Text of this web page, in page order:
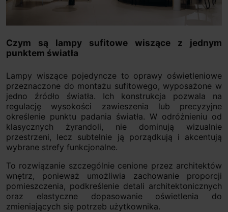
Czym są lampy sufitowe wiszące z jednym
punktem światła
Lampy wiszące pojedyncze to oprawy oświetleniowe
przeznaczone do montażu sufitowego, wyposażone w
jedno źródło światła. Ich konstrukcja pozwala na
regulację wysokości zawieszenia lub precyzyjne
określenie punktu padania światła. W odróżnieniu od
klasycznych żyrandoli, nie dominują wizualnie
przestrzeni, lecz subtelnie ją porządkują i akcentują
wybrane strefy funkcjonalne.
To rozwiązanie szczególnie cenione przez architektów
wnętrz, ponieważ umożliwia zachowanie proporcji
pomieszczenia, podkreślenie detali architektonicznych
oraz elastyczne dopasowanie oświetlenia do
zmieniających się potrzeb użytkownika.